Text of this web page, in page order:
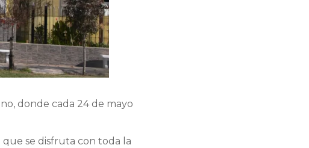
donde cada 24 de mayo
que se disfruta con toda la